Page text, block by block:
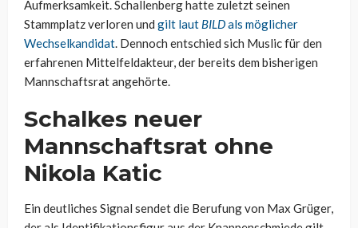
Aufmerksamkeit. Schallenberg hatte zuletzt seinen
Stammplatz verloren und gilt laut BILDals möglicher
Wechselkandidat. Dennoch entschied sich Muslic für den
erfahrenen Mittelfeldakteur, der bereits dem bisherigen
Mannschaftsrat angehörte.
Schalkes neuer
Mannschaftsrat ohne
Nikola Katic
Ein deutliches Signal sendet die Berufung von Max Grüger,